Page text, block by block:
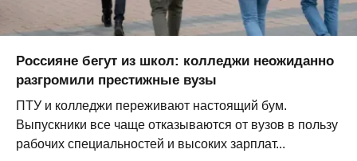
Россияне бегут из школ: колледжи неожиданно
разгромили престижные вузы
ПТУ и колледжи переживают настоящий бум.
Выпускники все чаще отказываются от вузов в пользу
рабочих специальностей и высоких зарплат...